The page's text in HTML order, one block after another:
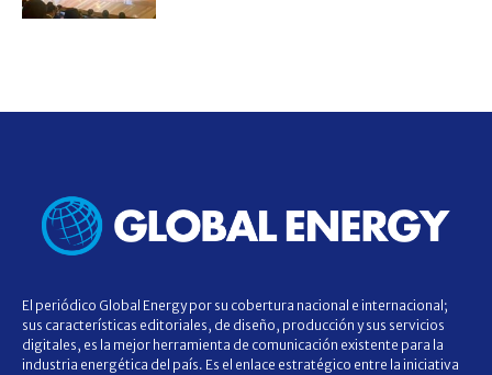
El periódico Global Energy por su cobertura nacional e internacional;
sus características editoriales, de diseño, producción y sus servicios
digitales, es la mejor herramienta de comunicación existente para la
industria energética del país. Es el enlace estratégico entre la iniciativa